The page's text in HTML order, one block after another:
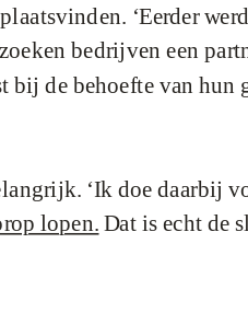
‘Eerder
bedrijven een
bij de behoefte van hun
‘Ik doe daarbij
lopen. Dat is echt de